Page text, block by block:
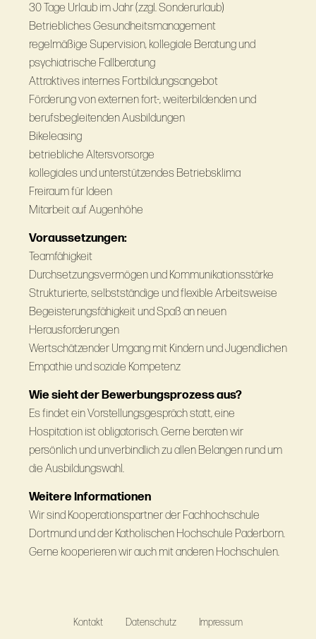
30 Tage Urlaub im Jahr (zzgl. Sonderurlaub)
Betriebliches Gesundheitsmanagement
regelmäßige Supervision, kollegiale Beratung und
psychiatrische Fallberatung
Attraktives internes Fortbildungsangebot
Förderung von externen fort-, weiterbildenden und
berufsbegleitenden Ausbildungen
Bikeleasing
betriebliche Altersvorsorge
kollegiales und unterstützendes Betriebsklima
Freiraum für Ideen
Mitarbeit auf Augenhöhe
Voraussetzungen:
Teamfähigkeit
Durchsetzungsvermögen und Kommunikationsstärke
Strukturierte, selbstständige und flexible Arbeitsweise
Begeisterungsfähigkeit und Spaß an neuen
Herausforderungen
Wertschätzender Umgang mit Kindern und Jugendlichen
Empathie und soziale Kompetenz
Wie sieht der Bewerbungsprozess aus?
Es findet ein Vorstellungsgespräch statt, eine
Hospitation ist obligatorisch. Gerne beraten wir
persönlich und unverbindlich zu allen Belangen rund um
die Ausbildungswahl.
Weitere Informationen
Wir sind Kooperationspartner der Fachhochschule
Dortmund und der Katholischen Hochschule Paderborn.
Gerne kooperieren wir auch mit anderen Hochschulen.
Kontakt Datenschutz Impressum